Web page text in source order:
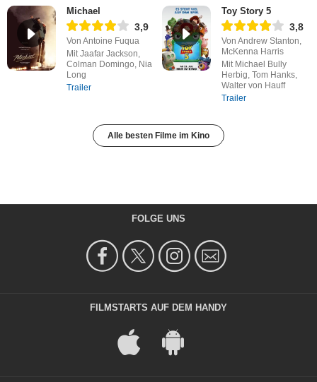
Michael
3,9
Von Antoine Fuqua
Mit Jaafar Jackson,
Colman Domingo, Nia
Long
Trailer
Toy Story 5
3,8
Von Andrew Stanton,
McKenna Harris
Mit Michael Bully
Herbig, Tom Hanks,
Walter von Hauff
Trailer
Alle besten Filme im Kino
FOLGE UNS
FILMSTARTS AUF DEM HANDY